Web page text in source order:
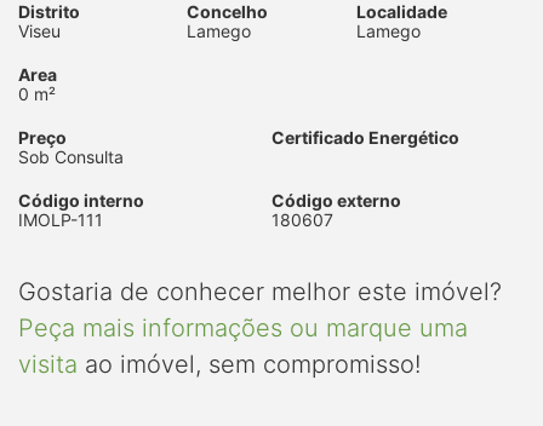
Distrito
Viseu
Concelho
Lamego
Localidade
Lamego
Area
0 m²
Preço
Sob Consulta
Certificado Energético
Código interno
IMOLP-111
Código externo
180607
Gostaria de conhecer melhor este imóvel?
Peça mais informações ou marque uma
visita ao imóvel, sem compromisso!